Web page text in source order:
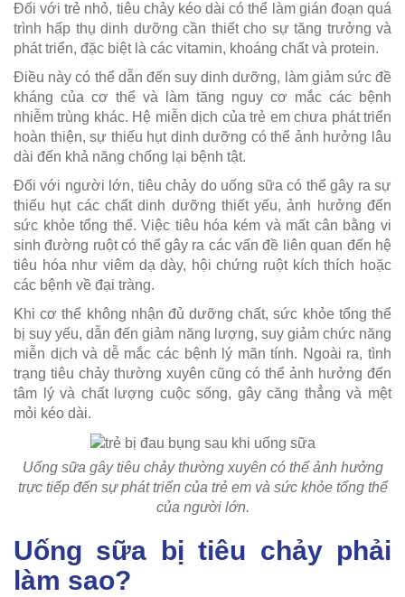
Đối với trẻ nhỏ, tiêu chảy kéo dài có thể làm gián đoạn quá
trình hấp thụ dinh dưỡng cần thiết cho sự tăng trưởng và
phát triển, đặc biệt là các vitamin, khoáng chất và protein.
Điều này có thể dẫn đến suy dinh dưỡng, làm giảm sức đề
kháng của cơ thể và làm tăng nguy cơ mắc các bệnh
nhiễm trùng khác. Hệ miễn dịch của trẻ em chưa phát triển
hoàn thiện, sự thiếu hụt dinh dưỡng có thể ảnh hưởng lâu
dài đến khả năng chống lại bệnh tật.
Đối với người lớn, tiêu chảy do uống sữa có thể gây ra sự
thiếu hụt các chất dinh dưỡng thiết yếu, ảnh hưởng đến
sức khỏe tổng thể. Việc tiêu hóa kém và mất cân bằng vi
sinh đường ruột có thể gây ra các vấn đề liên quan đến hệ
tiêu hóa như viêm dạ dày, hội chứng ruột kích thích hoặc
các bệnh về đại tràng.
Khi cơ thể không nhận đủ dưỡng chất, sức khỏe tổng thể
bị suy yếu, dẫn đến giảm năng lượng, suy giảm chức năng
miễn dịch và dễ mắc các bệnh lý mãn tính. Ngoài ra, tình
trạng tiêu chảy thường xuyên cũng có thể ảnh hưởng đến
tâm lý và chất lượng cuộc sống, gây căng thẳng và mệt
mỏi kéo dài.
Uống sữa gây tiêu chảy thường xuyên có thể ảnh hưởng
trực tiếp đến sự phát triển của trẻ em và sức khỏe tổng thể
của người lớn.
Uống sữa bị tiêu chảy phải
làm sao?